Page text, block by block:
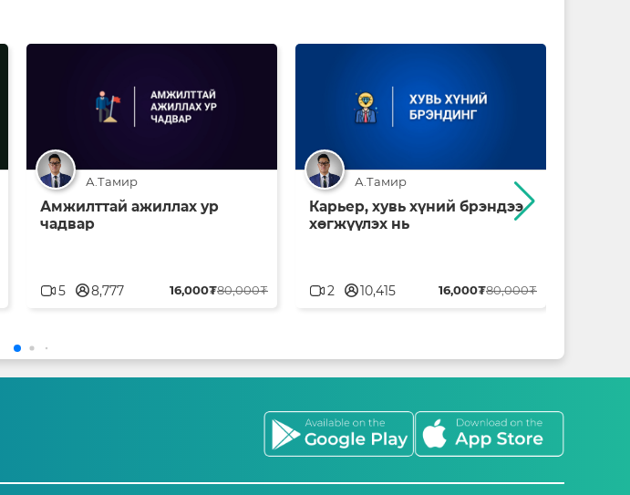
А.Тамир
Амжилттай ажиллах ур
чадвар
16,000₮80,000₮
5 userblank8,777
А.Тамир
Карьер, хувь хүний брэндээ
хөгжүүлэх нь
16,000₮80,000₮
2 userblank10,415